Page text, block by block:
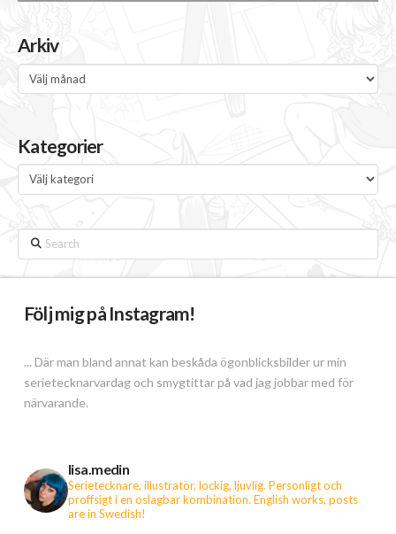
Arkiv
Arkiv
Kategorier
Kategorier
Search
Följ mig på Instagram!
... Där man bland annat kan beskåda ögonblicksbilder ur min
serietecknarvardag och smygtittar på vad jag jobbar med för
närvarande.
lisa.medin
Serietecknare, illustratör, lockig, ljuvlig. Personligt och
proffsigt i en oslagbar kombination. English works, posts
are in Swedish!